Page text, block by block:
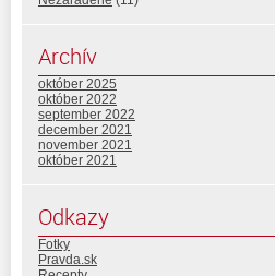
Archív
október 2025
október 2022
september 2022
december 2021
november 2021
október 2021
Odkazy
Fotky
Pravda.sk